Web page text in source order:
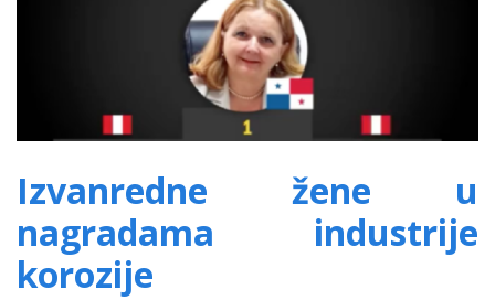
Izvanredne žene u
nagradama industrije
korozije